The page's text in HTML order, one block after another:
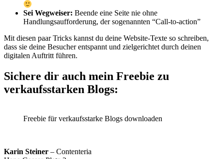
Sei Wegweiser: Beende eine Seite nie ohne
Handlungsaufforderung, der sogenannten “Call-to-action”
Mit diesen paar Tricks kannst du deine Website-Texte so schreiben,
dass sie deine Besucher entspannt und zielgerichtet durch deinen
digitalen Auftritt führen.
Sichere dir auch mein Freebie zu
verkaufsstarken Blogs:
Freebie für verkaufsstarke Blogs downloaden
Karin Steiner – Contenteria